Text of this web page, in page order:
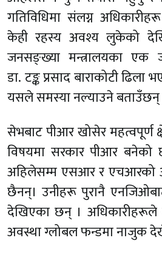
गतिविधिमा संलग्न अधिकारीहरू
केही रहस्य अवश्य लुकेको
जनसङ्ख्या मन्त्रालयका एक
डा.टङ्कप्रसादबाराकोटीढिला
यसले समस्या नल्याउने बताउँछन्
सेभबाटपीआर खोसेर महत्वपूर्ण
विषयमा सरकार पीआर
अहिलेसम्म एसआर र एचआरको
छैनन्।उनीहरू पुरानै
देखिएका छन् । अधिकारीहरूले
अवस्था ग्लोबल फन्डमा नाजुक